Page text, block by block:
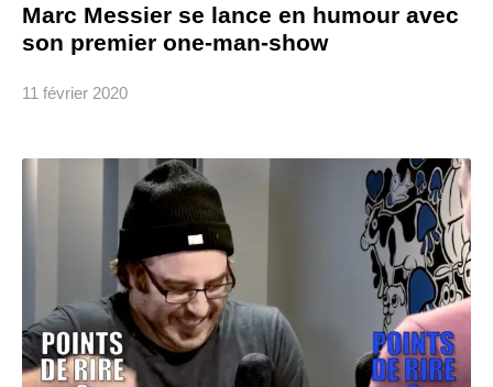
Marc Messier se lance en humour avec
son premier one-man-show
11 février 2020